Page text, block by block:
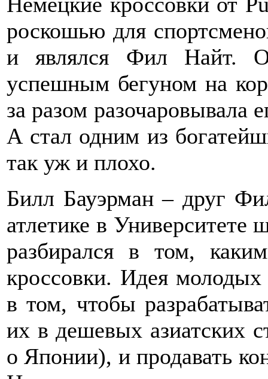
роскошью для
и являлся Фил Найт.
успешным бегуном на
за разом разочаровывала
А стал одним из
так уж и плохо.
Билл Бауэрман – друг
атлетике в
разбирался в том,
кроссовки. Идея молодых
в том, чтобы
их в дешевых азиатских
о Японии), и продавать